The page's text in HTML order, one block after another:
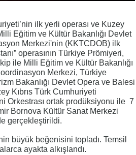
ilk yerli operası ve Kuzey
Eğitim ve Kültür Bakanlığı Devlet
Merkezi'nin (KKTCDOB) ilk
operasının Türkiye Prömiyeri,
ile Milli Eğitim ve Kültür Bakanlığı
Merkezi, Türkiye
Bakanlığı Devlet Opera ve Balesi
Kıbrıs Türk Cumhuriyeti
Orkestrası ortak prodüksiyonu ile 7
Bornova Kültür Sanat Merkezi
gerçekleştirildi.
büyük beğenisini topladı. Temsil
ayakta alkışlandı.